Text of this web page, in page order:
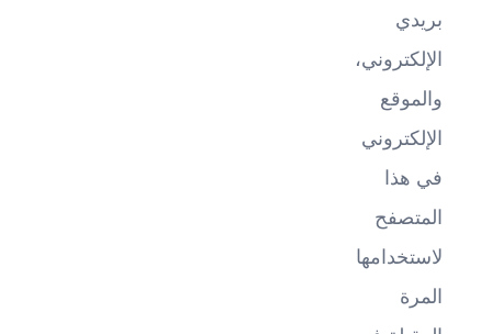
بريدي
الإلكتروني،
والموقع
الإلكتروني
في هذا
المتصفح
لاستخدامها
المرة